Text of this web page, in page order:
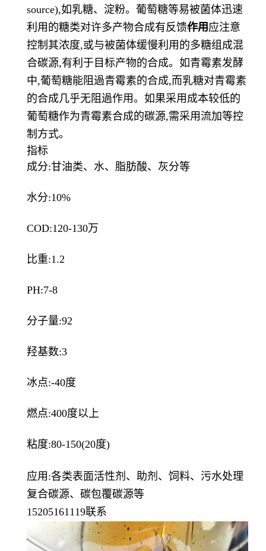
source),如乳糖、淀粉。葡萄糖等易被菌体迅速
利用的糖类对许多产物合成有反馈作用应注意
控制其浓度,或与被菌体缓慢利用的多糖组成混
合碳源,有利于目标产物的合成。如青霉素发酵
中,葡萄糖能阻過青霉素的合成,而乳糖对青霉素
的合成几乎无阻過作用。如果采用成本较低的
葡萄糖作为青霉素合成的碳源,需采用流加等控
制方式。
指标
成分:甘油类、水、脂肪酸、灰分等
水分:10%
COD:120-130万
比重:1.2
PH:7-8
分子量:92
羟基数:3
冰点:-40度
燃点:400度以上
粘度:80-150(20度)
应用:各类表面活性剂、助剂、饲料、污水处理
复合碳源、碳包覆碳源等
15205161119联系